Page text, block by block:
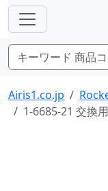
Airis1.co.jp
1-6685-21 交換